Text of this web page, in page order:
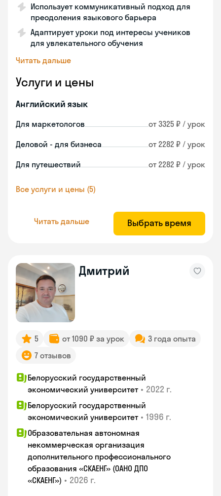
Использует коммуникативный подход для
преодоления языкового барьера
Адаптирует уроки под интересы учеников
для увлекательного обучения
Читать дальше
Услуги и цены
Английский язык
Для маркетологов от 3325 ₽ / урок
Деловой - для бизнеса от 2282 ₽ / урок
Для путешествий от 2282 ₽ / урок
Все услуги и цены (5)
Читать дальше Выбрать время
Дмитрий
5 от 1090 ₽ за урок
3 года опыта
7 отзывов
Белорусский государственный
экономический университет • 2022 г.
Белорусский государственный
экономический университет • 1996 г.
Образовательная автономная
некоммерческая организация
дополнительного профессионального
образования «СКАЕНГ» (ОАНО ДПО
«СКАЕНГ») • 2026 г.